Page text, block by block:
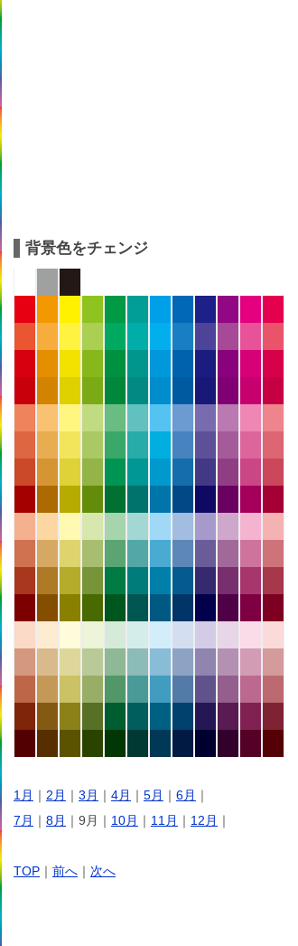
背景色をチェンジ
1月 ｜ 2月 ｜ 3月 ｜ 4月 ｜ 5月 ｜ 6月 ｜
7月 ｜ 8月 ｜9月｜ 10月 ｜ 11月 ｜ 12月 ｜
TOP ｜ 前へ ｜ 次へ